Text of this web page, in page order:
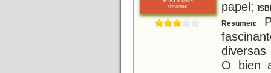
papel;
Resumen:
O bien